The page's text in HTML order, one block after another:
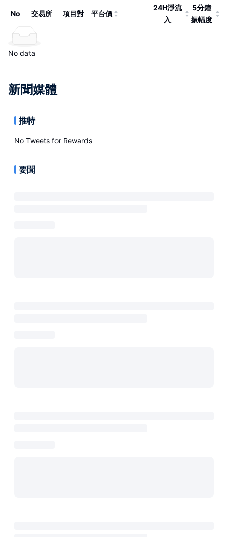
No 交易所 項目對 平台價
24H淨流
入
5分鐘
振幅度
No data
新聞媒體
推特
No Tweets for Rewards
要聞